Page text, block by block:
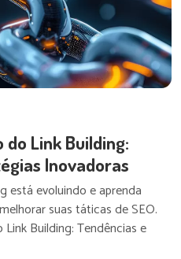
Link Building:
Inovadoras
está evoluindo e aprenda
suas táticas de SEO.
Building: Tendências e